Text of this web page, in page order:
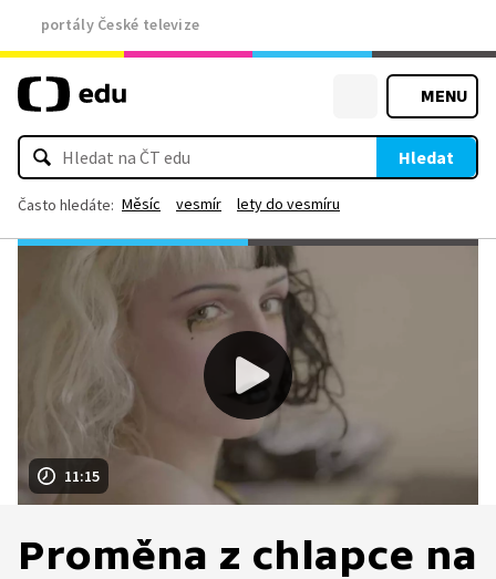
portály České televize
MENU
Hledat
Často hledáte: Měsíc vesmír lety do vesmíru
11:15
Proměna z chlapce na